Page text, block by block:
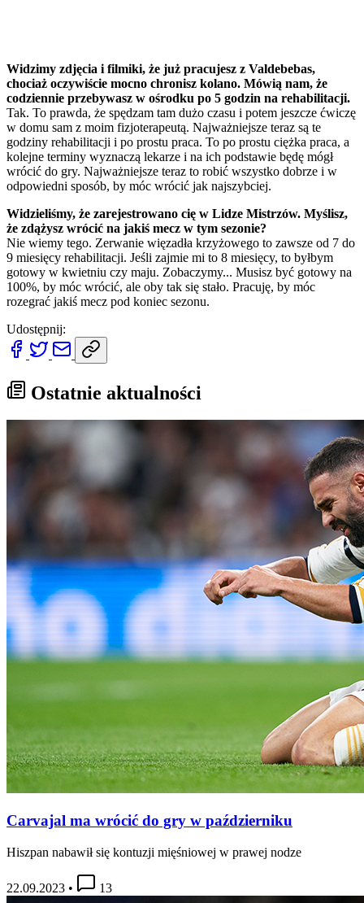
Widzimy zdjęcia i filmiki, że już pracujesz z Valdebebas,
chociaż oczywiście mocno chronisz kolano. Mówią nam, że
codziennie przebywasz w ośrodku po 5 godzin na rehabilitacji.
Tak. To prawda, że spędzam tam dużo czasu i potem jeszcze ćwiczę
w domu sam z moim fizjoterapeutą. Najważniejsze teraz są te
godziny rehabilitacji i po prostu praca. To po prostu ciężka praca, a
kolejne terminy wyznaczą lekarze i na ich podstawie będę mógł
wrócić do gry. Najważniejsze teraz to robić wszystko dobrze i w
odpowiedni sposób, by móc wrócić jak najszybciej.
Widzieliśmy, że zarejestrowano cię w Lidze Mistrzów. Myślisz,
że zdążysz wrócić na jakiś mecz w tym sezonie?
Nie wiemy tego. Zerwanie więzadła krzyżowego to zawsze od 7 do
9 miesięcy rehabilitacji. Jeśli zajmie mi to 8 miesięcy, to byłbym
gotowy w kwietniu czy maju. Zobaczymy... Musisz być gotowy na
100%, by móc wrócić, ale oby tak się stało. Pracuję, by móc
rozegrać jakiś mecz pod koniec sezonu.
Udostępnij:
Ostatnie aktualności
Carvajal ma wrócić do gry w październiku
Hiszpan nabawił się kontuzji mięśniowej w prawej nodze
22.09.2023 • 13